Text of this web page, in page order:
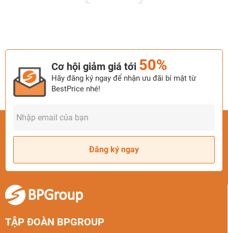
Bản đồ du lịch Hà Khẩu
Cơ hội giảm giá tới 50%
Hãy đăng ký ngay để nhận ưu đãi bí mật từ
BestPrice nhé!
Đăng ký ngay
TẬP ĐOÀN BPGROUP